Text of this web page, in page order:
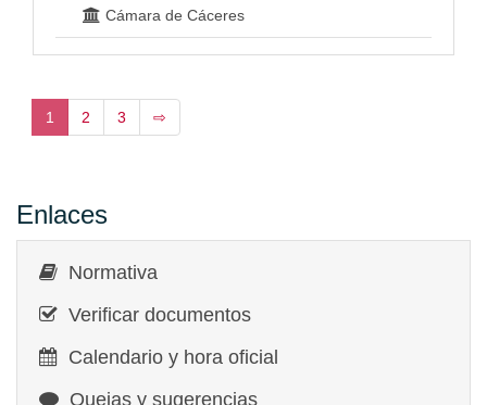
Cámara de Cáceres
1 2 3 ⇨
Enlaces
Normativa
Verificar documentos
Calendario y hora oficial
Quejas y sugerencias